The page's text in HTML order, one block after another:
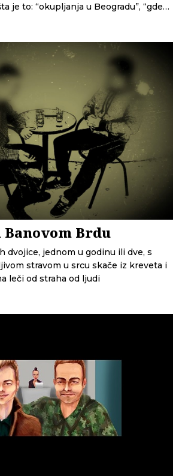
je to: “okupljanja u Beogradu”, “gde
Banovom Brdu
dvojice, jednom u godinu ili dve, s
stravom u srcu skače iz kreveta i
leči od straha od ljudi